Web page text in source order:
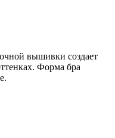
вышивки создает
Форма бра